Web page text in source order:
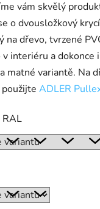
vám skvělý
o dvousložkový
na dřevo, tvrzené
v interiéru a dokonce
matné variantě. Na
ADLER
RAL